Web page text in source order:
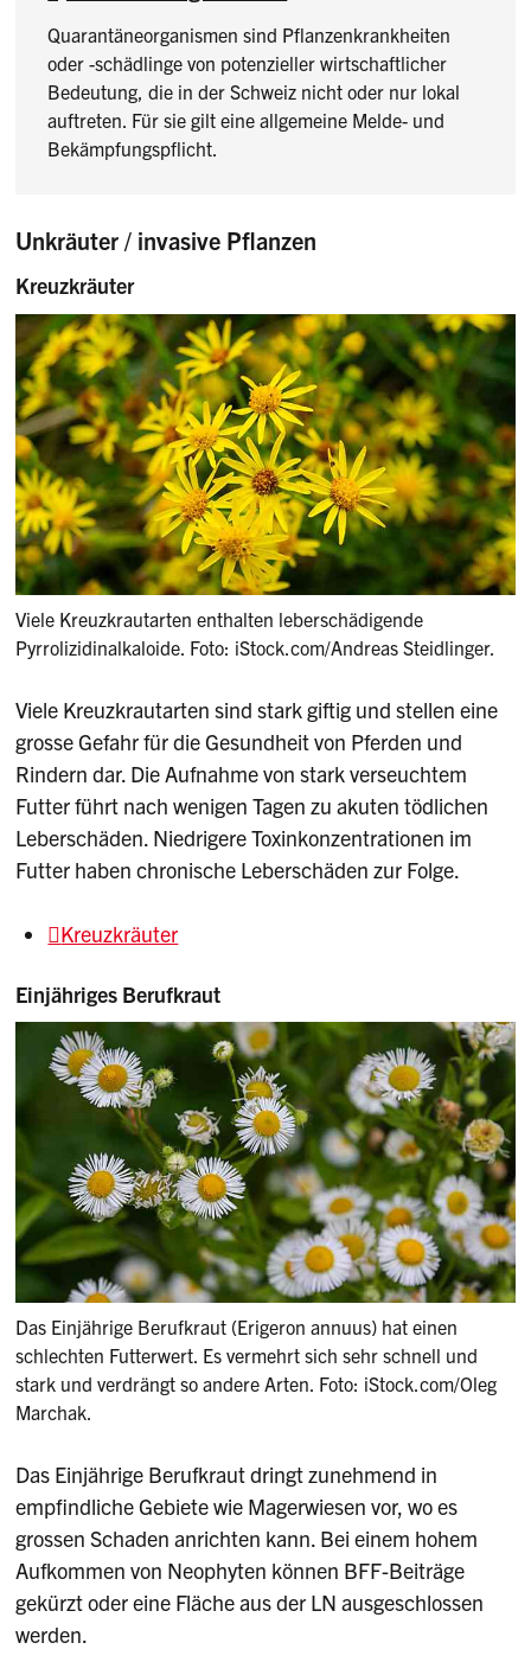
Quarantäneorganismen sind Pflanzenkrankheiten
oder -schädlinge von potenzieller wirtschaftlicher
Bedeutung, die in der Schweiz nicht oder nur lokal
auftreten. Für sie gilt eine allgemeine Melde- und
Bekämpfungspflicht.
Unkräuter / invasive Pflanzen
Kreuzkräuter
Viele Kreuzkrautarten enthalten leberschädigende
Pyrrolizidinalkaloide. Foto: iStock.com/Andreas Steidlinger.
Viele Kreuzkrautarten sind stark giftig und stellen eine
grosse Gefahr für die Gesundheit von Pferden und
Rindern dar. Die Aufnahme von stark verseuchtem
Futter führt nach wenigen Tagen zu akuten tödlichen
Leberschäden. Niedrigere Toxinkonzentrationen im
Futter haben chronische Leberschäden zur Folge.
Kreuzkräuter
Einjähriges Berufkraut
Das Einjährige Berufkraut (Erigeron annuus) hat einen
schlechten Futterwert. Es vermehrt sich sehr schnell und
stark und verdrängt so andere Arten. Foto: iStock.com/Oleg
Marchak.
Das Einjährige Berufkraut dringt zunehmend in
empfindliche Gebiete wie Magerwiesen vor, wo es
grossen Schaden anrichten kann. Bei einem hohem
Aufkommen von Neophyten können BFF-Beiträge
gekürzt oder eine Fläche aus der LN ausgeschlossen
werden.